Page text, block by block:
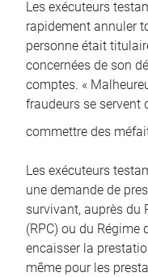
Les exécuteurs
rapidement annuler
personne était
concernées de son
comptes. «
fraudeurs se servent
commettre des
Les exécuteurs
une demande de
survivant, auprès du
(RPC) ou du Régime
encaisser la
même pour les